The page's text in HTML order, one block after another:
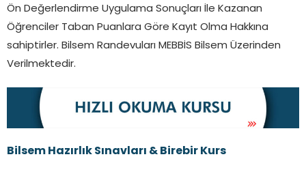
Ön Değerlendirme Uygulama Sonuçları İle Kazanan
Öğrenciler Taban Puanlara Göre Kayıt Olma Hakkına
sahiptirler. Bilsem Randevuları MEBBİS Bilsem Üzerinden
Verilmektedir.
Bilsem Hazırlık Sınavları & Birebir Kurs